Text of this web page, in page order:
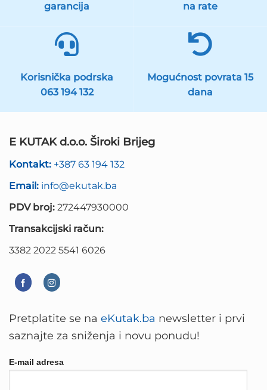
garancija
na rate
Korisnička podrska
063 194 132
Mogućnost povrata 15
dana
E KUTAK d.o.o. Široki Brijeg
Kontakt: +387 63 194 132
Email: info@ekutak.ba
PDV broj: 272447930000
Transakcijski račun:
3382 2022 5541 6026
Pretplatite se na eKutak.ba newsletter i prvi
saznajte za sniženja i novu ponudu!
E-mail adresa